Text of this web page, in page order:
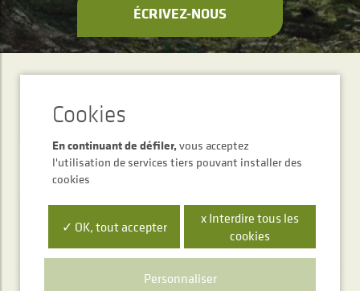
ÉCRIVEZ-NOUS
Newsletter
ENVOYER
En continuant de défiler,vous acceptez
l'utilisation de services tiers pouvant installer des
cookies
✓ OK, tout accepter
x Interdire tous les
cookies
Personnaliser